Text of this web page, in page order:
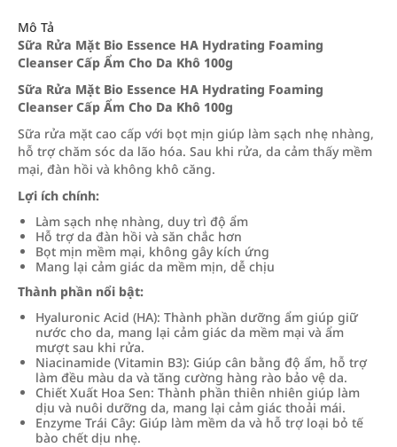
Mô Tả
Sữa Rửa Mặt Bio Essence HA Hydrating Foaming
Cleanser Cấp Ẩm Cho Da Khô 100g
Sữa Rửa Mặt Bio Essence HA Hydrating Foaming
Cleanser Cấp Ẩm Cho Da Khô 100g
Sữa rửa mặt cao cấp với bọt mịn giúp làm sạch nhẹ nhàng,
hỗ trợ chăm sóc da lão hóa. Sau khi rửa, da cảm thấy mềm
mại, đàn hồi và không khô căng.
Lợi ích chính:
Làm sạch nhẹ nhàng, duy trì độ ẩm
Hỗ trợ da đàn hồi và săn chắc hơn
Bọt mịn mềm mại, không gây kích ứng
Mang lại cảm giác da mềm mịn, dễ chịu
Thành phần nổi bật:
Hyaluronic Acid (HA): Thành phần dưỡng ẩm giúp giữ
nước cho da, mang lại cảm giác da mềm mại và ẩm
mượt sau khi rửa.
Niacinamide (Vitamin B3): Giúp cân bằng độ ẩm, hỗ trợ
làm đều màu da và tăng cường hàng rào bảo vệ da.
Chiết Xuất Hoa Sen: Thành phần thiên nhiên giúp làm
dịu và nuôi dưỡng da, mang lại cảm giác thoải mái.
Enzyme Trái Cây: Giúp làm mềm da và hỗ trợ loại bỏ tế
bào chết dịu nhẹ.